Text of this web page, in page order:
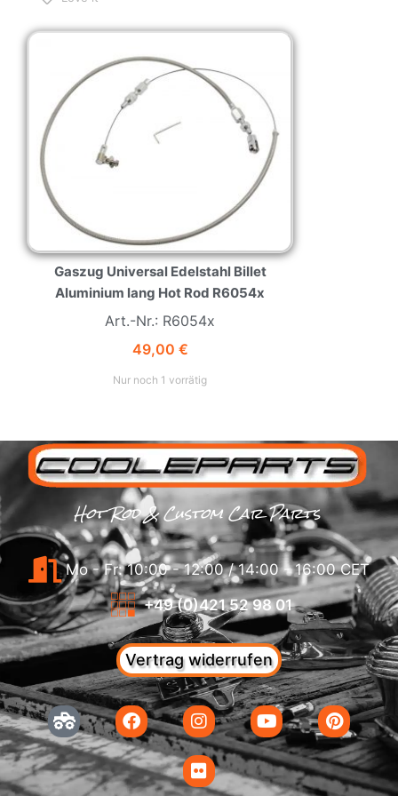
Gaszug Universal Edelstahl Billet
Aluminium lang Hot Rod R6054x
Art.-Nr.: R6054x
49,00 €
Nur noch 1 vorrätig
Hot Rod & Custom Car Parts
Mo - Fr: 10:00 - 12:00 / 14:00 - 16:00 CET
+49 (0)421 52 98 01
Vertrag widerrufen